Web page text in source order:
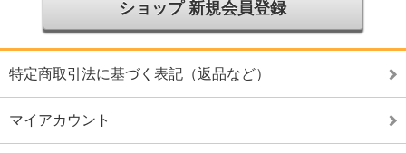
ショップ 新規会員登録
特定商取引法に基づく表記（返品など）
マイアカウント